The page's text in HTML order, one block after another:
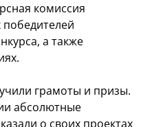
комиссия
а также
грамоты и призы.
абсолютные
о своих проектах